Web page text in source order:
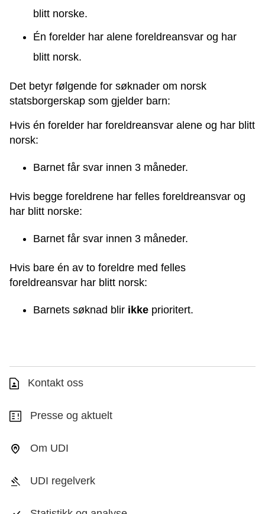
blitt norske.
Én forelder har alene foreldreansvar og har
blitt norsk.
Det betyr følgende for søknader om norsk
statsborgerskap som gjelder barn:
Hvis én forelder har foreldreansvar alene og har blitt
norsk:
Barnet får svar innen 3 måneder.
Hvis begge foreldrene har felles foreldreansvar og
har blitt norske:
Barnet får svar innen 3 måneder.
Hvis bare én av to foreldre med felles
foreldreansvar har blitt norsk:
Barnets søknad blir ikke prioritert.
Kontakt oss
Presse og aktuelt
Om UDI
UDI regelverk